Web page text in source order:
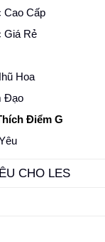
Cao Cấp
Giá Rẻ
Hoa
Đạo
Điểm G
CHO LES